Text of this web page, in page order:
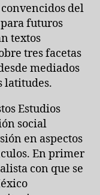
del
futuros
textos
tres facetas
mediados
latitudes.
Estudios
social
en aspectos
En primer
con que se